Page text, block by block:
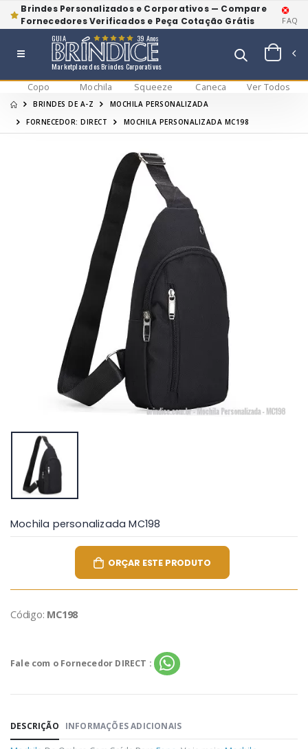
Brindes Personalizados e Corporativos — Compare
Fornecedores Verificados e Peça Cotação Grátis
FAQ
Marketplace dos Brindes Corporativos
GUIA 39 Anos
Copo Mochila Squeeze Caneca Ver Todos
BRINDES DE A-Z
MOCHILA PERSONALIZADA
FORNECEDOR: DIRECT
MOCHILA PERSONALIZADA MC198
Mochila personalizada MC198
ORÇAR ESTE PRODUTO
Código: MC198
Fale com o Fornecedor DIRECT :
DESCRIÇÃO INFORMAÇÕES ADICIONAIS